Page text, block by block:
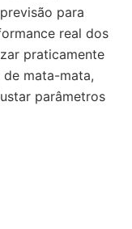
para
real dos
praticamente
mata-mata,
parâmetros